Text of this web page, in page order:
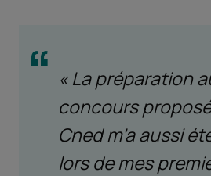
« La préparation
concours
Cned m’a aussi
lors de mes